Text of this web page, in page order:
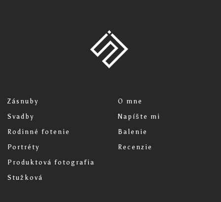
Zásnuby
Svadby
Rodinné fotenie
Portréty
Produktová fotografia
Stužková
O mne
Napíšte mi
Balenie
Recenzie